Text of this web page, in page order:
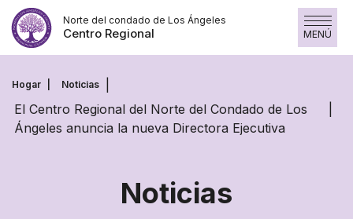
Saltar
contenido
Norte del condado de Los Ángeles
Centro Regional MENÚ
Hogar Noticias
El Centro Regional del Norte del Condado de Los
Ángeles anuncia la nueva Directora Ejecutiva
Noticias